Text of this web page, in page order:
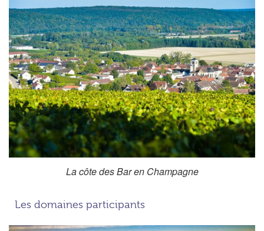
La côte des Bar en Champagne
Les domaines participants